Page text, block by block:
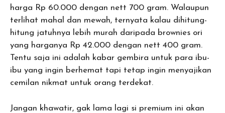
harga Rp 60.000 dengan nett 700 gram. Walaupun
terlihat mahal dan mewah, ternyata kalau dihitung-
hitung jatuhnya lebih murah daripada brownies ori
yang harganya Rp 42.000 dengan nett 400 gram.
Tentu saja ini adalah kabar gembira untuk para ibu-
ibu yang ingin berhemat tapi tetap ingin menyajikan
cemilan nikmat untuk orang terdekat.
Jangan khawatir, gak lama lagi si premium ini akan